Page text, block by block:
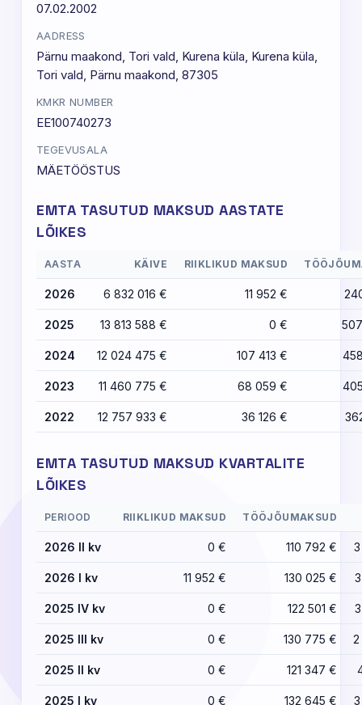
07.02.2002
AADRESS
Pärnu maakond, Tori vald, Kurena küla, Kurena küla,
Tori vald, Pärnu maakond, 87305
KMKR NUMBER
EE100740273
TEGEVUSALA
MÄETÖÖSTUS
EMTA TASUTUD MAKSUD AASTATE
LÕIKES
AASTA KÄIVE RIIKLIKUD MAKSUD
2026 6 832 016 € 11 952 €
2025 13 813 588 € 0 €
2024 12 024 475 € 107 413 €
2023 11 460 775 € 68 059 €
2022 12 757 933 € 36 126 €
EMTA TASUTUD MAKSUD KVARTALITE
LÕIKES
PERIOOD RIIKLIKUD MAKSUD TÖÖJÕUMAKSUD
2026 II kv 0 € 110 792 €
2026 I kv 11 952 € 130 025 €
2025 IV kv 0 € 122 501 €
2025 III kv 0 € 130 775 €
2025 II kv 0 € 121 347 €
2025 I kv 0 € 132 645 €